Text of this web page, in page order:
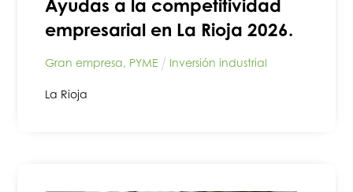
Ayudas a la competitividad
empresarial en La Rioja 2026.
Gran empresa, PYME Inversión industrial
La Rioja